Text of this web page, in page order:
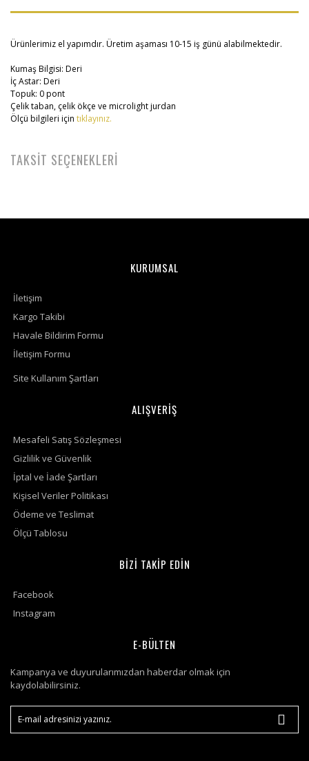
Ürünlerimiz el yapımdır. Üretim aşaması 10-15 iş günü alabilmektedir.
Kumaş Bilgisi: Deri
İç Astar: Deri
Topuk: 0 pont
Çelik taban, çelik ökçe ve microlight jurdan
Ölçü bilgileri için tıklayınız.
TAKSİT SEÇENEKLERİ
KURUMSAL
İletişim
Kargo Takibi
Havale Bildirim Formu
İletişim Formu
Site Kullanım Şartları
ALIŞVERİŞ
Mesafeli Satış Sözleşmesi
Gizlilik ve Güvenlik
İptal ve İade Şartları
Kişisel Veriler Politikası
Ödeme ve Teslimat
Ölçü Tablosu
BİZİ TAKİP EDİN
Facebook
Instagram
E-BÜLTEN
Kampanya ve duyurularımızdan haberdar olmak için
kaydolabilirsiniz.